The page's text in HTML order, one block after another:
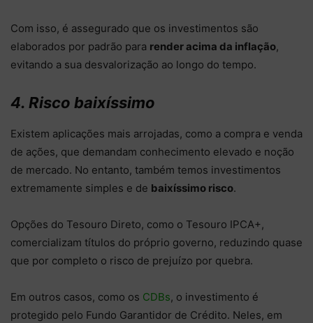
Com isso, é assegurado que os investimentos são
elaborados por padrão para render acima da inflação,
evitando a sua desvalorização ao longo do tempo.
4. Risco baixíssimo
Existem aplicações mais arrojadas, como a compra e venda
de ações, que demandam conhecimento elevado e noção
de mercado. No entanto, também temos investimentos
extremamente simples e de baixíssimo risco.
Opções do Tesouro Direto, como o Tesouro IPCA+,
comercializam títulos do próprio governo, reduzindo quase
que por completo o risco de prejuízo por quebra.
Em outros casos, como os CDBs, o investimento é
protegido pelo Fundo Garantidor de Crédito. Neles, em